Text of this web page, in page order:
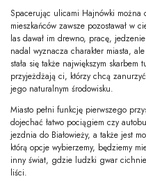
Spacerując ulicami Hajnówki można
mieszkańców zawsze pozostawał w
las dawał im drewno, pracę,
nadal wyznacza charakter miasta,
stała się także największym
przyjeżdżają ci, którzy chcą
jego naturalnym środowisku.
Miasto pełni funkcję pierwszego
dojechać łatwo pociągiem czy
jezdnia do Białowieży, a także jest
którą opcje wybierzemy, będziemy
inny świat, gdzie ludzki gwar
liści.